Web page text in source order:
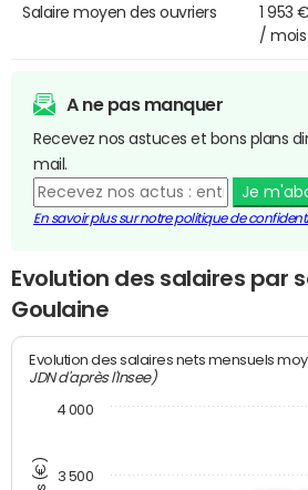
Salaire moyen des ouvriers
1 953
/ mois
A ne pas manquer
Recevez nos astuces et bons plans
mail.
Je
En savoir plus sur notre politique de
Evolution des salaires par
Goulaine
Evolution des salaires nets mensuels
JDN d'après l'Insee)
3 500
4 000